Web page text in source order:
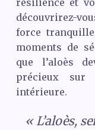
découvrirez-
force
moments de
que l’aloès
précieux
intérieure.
« L’aloès,